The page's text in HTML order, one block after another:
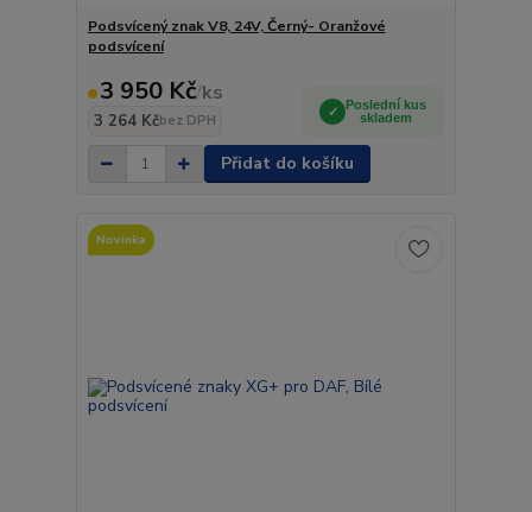
Podsvícený znak V8, 24V, Černý- Oranžové
podsvícení
3 950 Kč/ks
3 264 Kčbez DPH
Poslední kus
skladem
Přidat do košíku
Novinka